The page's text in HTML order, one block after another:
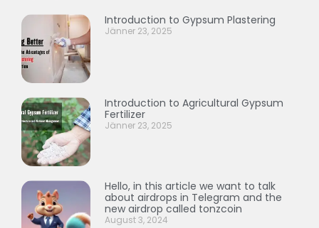
Introduction to Gypsum Plastering
Jänner 23, 2025
Introduction to Agricultural Gypsum
Fertilizer
Jänner 23, 2025
Hello, in this article we want to talk
about airdrops in Telegram and the
new airdrop called tonzcoin
August 3, 2024